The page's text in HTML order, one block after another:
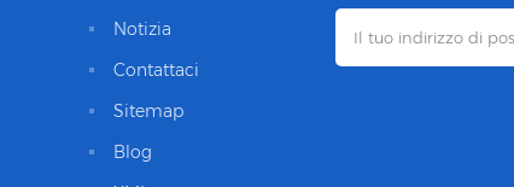
Notizia
Contattaci
Sitemap
Blog